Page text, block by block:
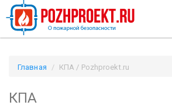
Главная КПА / Pozhproekt.ru
КПА